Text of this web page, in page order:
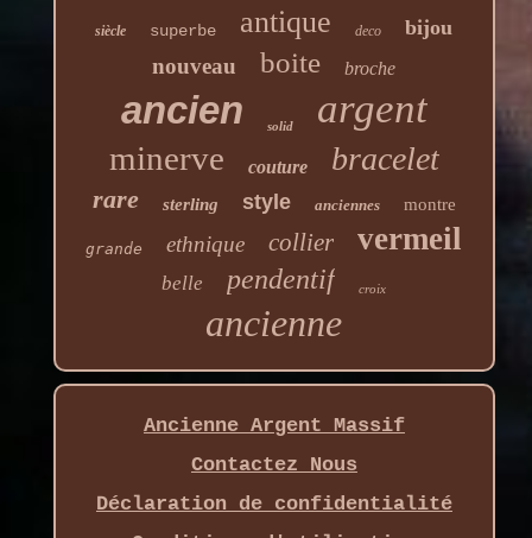
siècle superbe antique deco bijou
nouveau boite broche
ancien solid argent
minerve couture bracelet
rare sterling style anciennes montre
grande ethnique collier vermeil
belle pendentif croix
ancienne
Ancienne Argent Massif
Contactez Nous
Déclaration de confidentialité